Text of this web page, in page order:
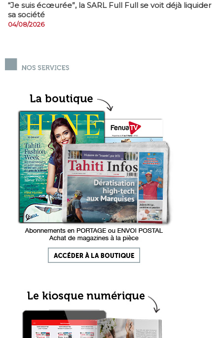
​“Je suis écœurée”, la SARL Full Full se voit déjà liquider
sa société
04/08/2026